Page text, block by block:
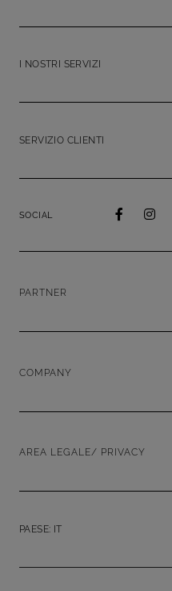
I NOSTRI SERVIZI
SERVIZIO CLIENTI
SOCIAL
PARTNER
COMPANY
AREA LEGALE/ PRIVACY
PAESE: IT